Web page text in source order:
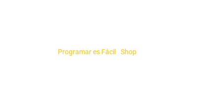
Programar es Fácil Shop